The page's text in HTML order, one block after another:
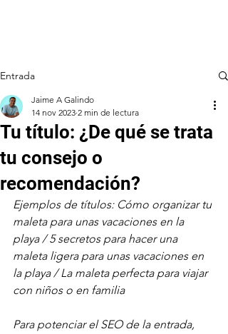
Entrada
Tu título: ¿De qué se trata
tu consejo o
recomendación?
Jaime A Galindo
14 nov 2023 2 min de lectura
Ejemplos de títulos: Cómo organizar tu
maleta para unas vacaciones en la
playa / 5 secretos para hacer una
maleta ligera para unas vacaciones en
la playa / La maleta perfecta para viajar
con niños o en familia
Para potenciar el SEO de la entrada,